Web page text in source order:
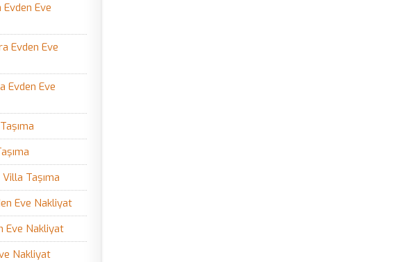
Evden Eve
Evden Eve
Evden Eve
Taşıma
Eve Nakliyat
Eve Nakliyat
Nakliyat